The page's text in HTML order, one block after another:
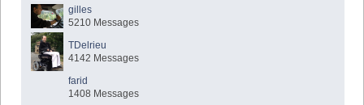
gilles
5210 Messages
TDelrieu
4142 Messages
farid
1408 Messages